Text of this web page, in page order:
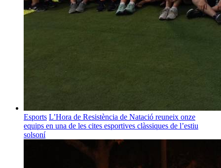
Esports L’Hora de Resistència de Natació reuneix onze
equips en una de les cites esportives clàssiques de l’estiu
solsoní